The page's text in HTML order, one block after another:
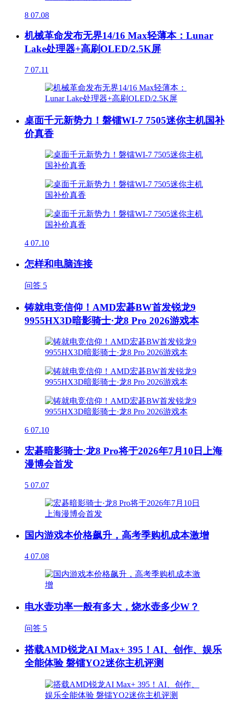
8 07.08
机械革命发布无界14/16 Max轻薄本：Lunar
Lake处理器+高刷OLED/2.5K屏
7 07.11
桌面千元新势力！磐镭WI-7 7505迷你主机国补
价真香
4 07.10
怎样和电脑连接
问答 5
铸就电竞信仰！AMD宏碁BW首发锐龙9
9955HX3D暗影骑士·龙8 Pro 2026游戏本
6 07.10
宏碁暗影骑士·龙8 Pro将于2026年7月10日上海
漫博会首发
5 07.07
国内游戏本价格飙升，高考季购机成本激增
4 07.08
电水壶功率一般有多大，烧水壶多少W？
问答 5
搭载AMD锐龙AI Max+ 395！AI、创作、娱乐
全能体验 磐镭YO2迷你主机评测